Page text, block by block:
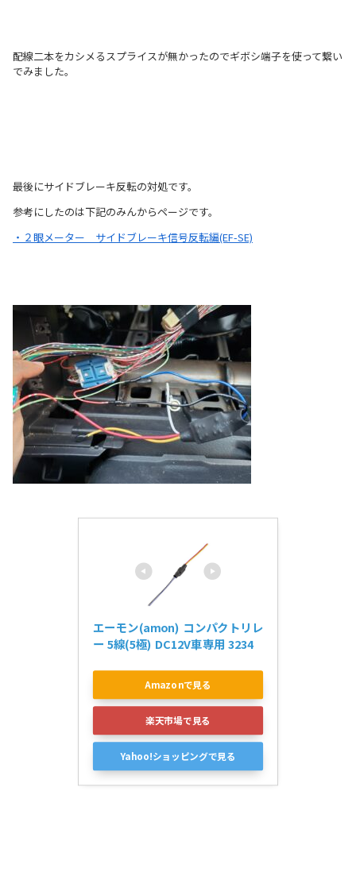
配線二本をカシメるスプライスが無かったのでギボシ端子を使って繋い
でみました。
最後にサイドブレーキ反転の対処です。
参考にしたのは下記のみんからページです。
・２眼メーター サイドブレーキ信号反転編(EF-SE)
エーモン(amon) コンパクトリレ
ー 5線(5極) DC12V車専用 3234
Amazonで見る
楽天市場で見る
Yahoo!ショッピングで見る